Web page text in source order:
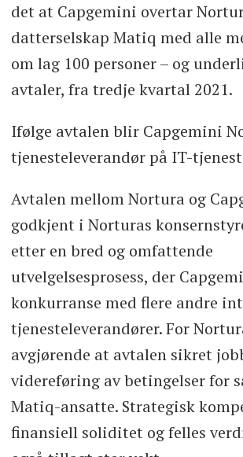
det at Capgemini overtar
datterselskap Matiq med alle
om lag 100 personer – og
avtaler, fra tredje kvartal 2021.
Ifølge avtalen blir Capgemini
tjenesteleverandør på IT-
Avtalen mellom Nortura og
godkjent i Norturas
etter en bred og omfattende
utvelgelsesprosess, der
konkurranse med flere andre
tjenesteleverandører. For
avgjørende at avtalen sikret
videreføring av betingelser for
Matiq-ansatte. Strategisk
finansiell soliditet og felles